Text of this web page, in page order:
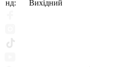
нд:
Вихідний